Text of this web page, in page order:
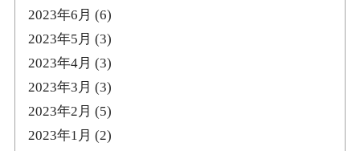
2023年6月 (6)
2023年5月 (3)
2023年4月 (3)
2023年3月 (3)
2023年2月 (5)
2023年1月 (2)